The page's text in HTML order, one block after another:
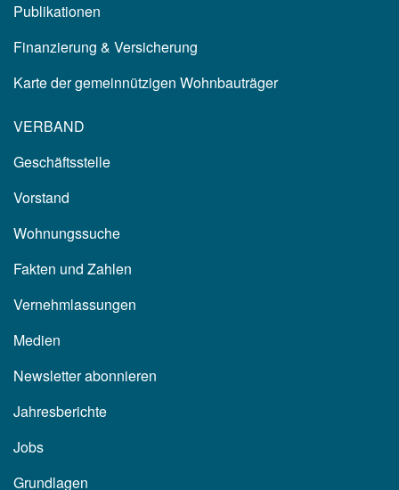
Publikationen
Finanzierung & Versicherung
Karte der gemeinnützigen Wohnbauträger
VERBAND
Geschäftsstelle
Vorstand
Wohnungssuche
Fakten und Zahlen
Vernehmlassungen
Medien
Newsletter abonnieren
Jahresberichte
Jobs
Grundlagen